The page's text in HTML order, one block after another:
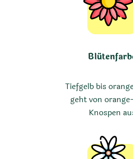
Tiefgelb bis
geht von
Knospen